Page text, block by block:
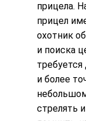
прицела.
прицел
охотник
и поиска
и более
стрелять